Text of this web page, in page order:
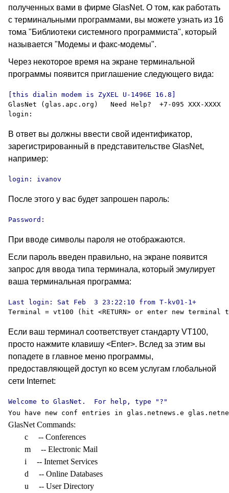
полученных вами в фирме GlasNet. О том, как работать
с терминальными программами, вы можете узнать из 16
тома "Библиотеки системного программиста", который
называется "Модемы и факс-модемы".
Через некоторое время на экране терминальной
программы появится приглашение следующего вида:
GlasNet (glas.apc.org)   Need Help?  +7-095 ХХХ-ХХХХ
В ответ вы должны ввести свой идентификатор,
зарегистрированный в представительстве GlasNet,
например:
login: ivanov
После этого у вас будет запрошен пароль:
Password:
При вводе символы пароля не отображаются.
Если пароль введен правильно, на экране появится
запрос для ввода типа терминала, который эмулирует
ваша терминальная программа:
Если ваш терминал соответствует стандарту VT100,
просто нажмите клавишу <Enter>. Вслед за этим вы
попадете в главное меню программы,
предоставляющей доступ ко всем услугам глобальной
сети Internet:
You have new conf entries in glas.netnews.e
GlasNet Commands:
        c     -- Conferences
        m     -- Electronic Mail
        i     -- Internet Services
        d     -- Online Databases
        u     -- User Directory